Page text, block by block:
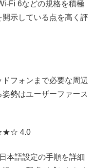
Fi 6などの規格を積極
示している点を高く評
フォンまで必要な周辺
勢はユーザーファース
4.0
本語設定の手順を詳細